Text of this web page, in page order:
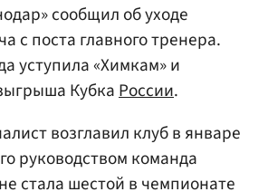
сообщил об уходе
с поста главного тренера.
уступила «Химкам» и
Кубка России.
возглавил клуб в январе
руководством команда
стала шестой в чемпионате